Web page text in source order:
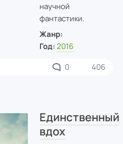
научной
фантастики.
Жанр:
Год: 2016
0 406
Единственный
вдох